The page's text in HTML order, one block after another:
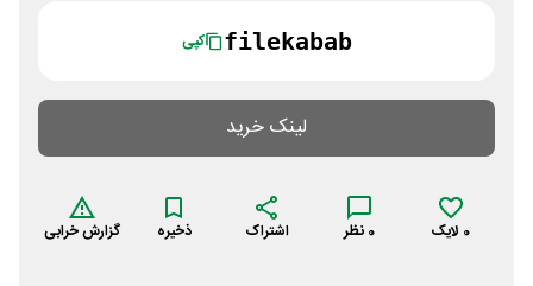
filekabab کپی
لینک خرید
0 لایک 0 نظر اشتراک ذخیره گزارش خرابی